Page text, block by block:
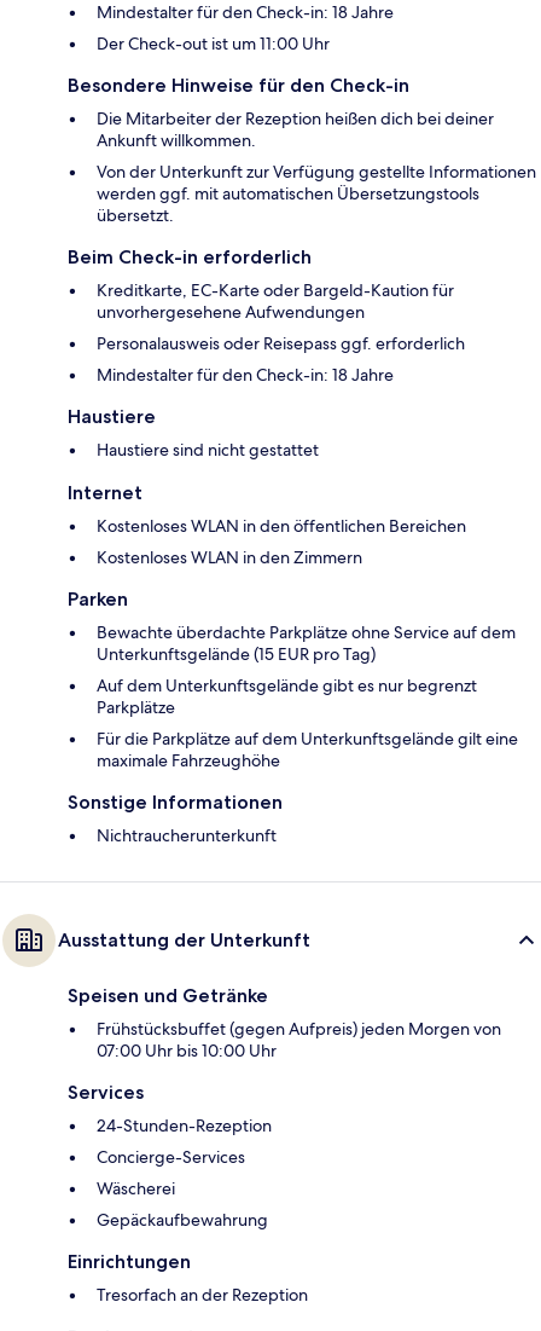
Mindestalter für den Check-in: 18 Jahre
Der Check-out ist um 11:00 Uhr
Besondere Hinweise für den Check-in
Die Mitarbeiter der Rezeption heißen dich bei deiner
Ankunft willkommen.
Von der Unterkunft zur Verfügung gestellte Informationen
werden ggf. mit automatischen Übersetzungstools
übersetzt.
Beim Check-in erforderlich
Kreditkarte, EC-Karte oder Bargeld-Kaution für
unvorhergesehene Aufwendungen
Personalausweis oder Reisepass ggf. erforderlich
Mindestalter für den Check-in: 18 Jahre
Haustiere
Haustiere sind nicht gestattet
Internet
Kostenloses WLAN in den öffentlichen Bereichen
Kostenloses WLAN in den Zimmern
Parken
Bewachte überdachte Parkplätze ohne Service auf dem
Unterkunftsgelände (15 EUR pro Tag)
Auf dem Unterkunftsgelände gibt es nur begrenzt
Parkplätze
Für die Parkplätze auf dem Unterkunftsgelände gilt eine
maximale Fahrzeughöhe
Sonstige Informationen
Nichtraucherunterkunft
Ausstattung der Unterkunft
Speisen und Getränke
Frühstücksbuffet (gegen Aufpreis) jeden Morgen von
07:00 Uhr bis 10:00 Uhr
Services
24-Stunden-Rezeption
Concierge-Services
Wäscherei
Gepäckaufbewahrung
Einrichtungen
Tresorfach an der Rezeption